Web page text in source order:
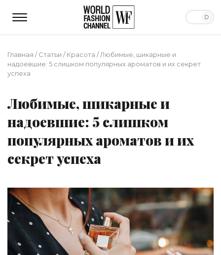
Главная /Статьи /Красота /Любимые, шикарные и
надоевшие: 5 слишком популярных ароматов и их секрет
успеха
Любимые, шикарные и
надоевшие: 5 слишком
популярных ароматов и их
секрет успеха